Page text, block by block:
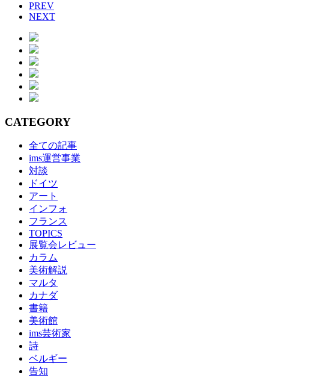
PREV
NEXT
CATEGORY
全ての記事
ims運営事業
対談
ドイツ
アート
インフォ
フランス
TOPICS
展覧会レビュー
カラム
美術解説
マルタ
カナダ
書籍
美術館
ims芸術家
詩
ベルギー
告知